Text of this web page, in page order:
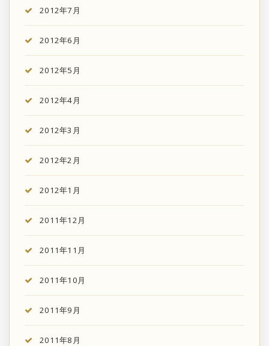
2012年7月
2012年6月
2012年5月
2012年4月
2012年3月
2012年2月
2012年1月
2011年12月
2011年11月
2011年10月
2011年9月
2011年8月